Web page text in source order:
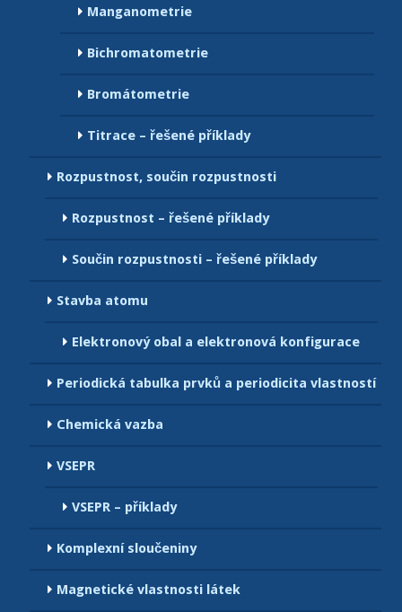
Manganometrie
Bichromatometrie
Bromátometrie
Titrace – řešené příklady
Rozpustnost, součin rozpustnosti
Rozpustnost – řešené příklady
Součin rozpustnosti – řešené příklady
Stavba atomu
Elektronový obal a elektronová konfigurace
Periodická tabulka prvků a periodicita vlastností
Chemická vazba
VSEPR
VSEPR – příklady
Komplexní sloučeniny
Magnetické vlastnosti látek